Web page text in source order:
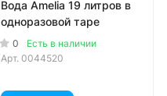
Вода Amelia 19 литров в
одноразовой таре
0
Есть в наличии
Арт. 0044520